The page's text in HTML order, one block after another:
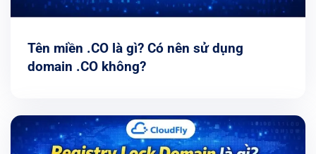
Tên miền .CO là gì? Có nên sử dụng
domain .CO không?